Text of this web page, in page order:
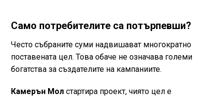
Само потребителите са потърпевши?
Често събраните суми надвишават многократно
поставената цел. Това обаче не означава големи
богатства за създателите на кампаниите.
Камерън Молстартира проект, чиято цел е